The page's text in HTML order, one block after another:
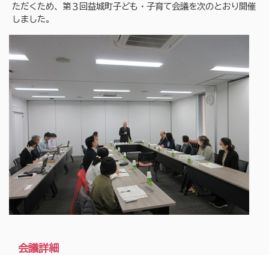
ただくため、第３回益城町子ども・子育て会議を次のとおり開催
しました。
会議詳細